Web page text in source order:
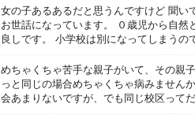
女の子あるあるだと思うんですけど 聞い
お世話になっています。 ０歳児から自然
良しです。 小学校は別になってしまう
めちゃくちゃ苦手な親子がいて、その親
っと同じの場合めちゃくちゃ病みません
会あまりないですが、でも同じ校区って